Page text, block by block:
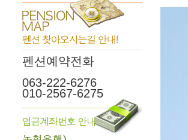
펜션예약전화
063-222-6276
010-2567-6275